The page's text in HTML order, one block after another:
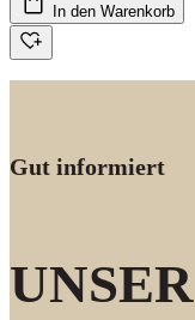
In den Warenkorb
Gut informiert
UNSER